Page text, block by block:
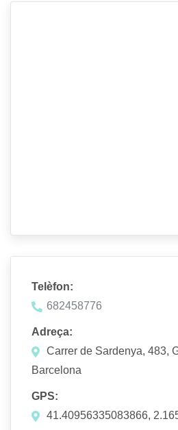
Telèfon:
682458776
Adreça:
Carrer de Sardenya, 483,
Barcelona
GPS:
41.40956335083866,